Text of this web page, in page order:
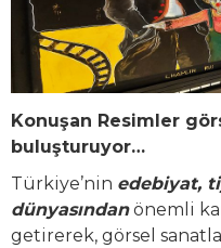
Konuşan Resimler
buluşturuyor…
Türkiye’nin edebiyat,
dünyasındanönemli
getirerek, görsel